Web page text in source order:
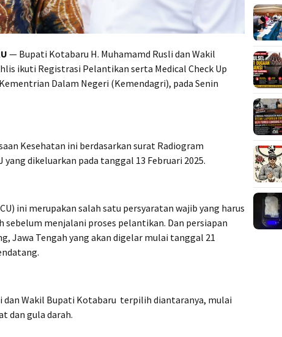
— Bupati Kotabaru H. Muhamamd Rusli dan Wakil
ikuti Registrasi Pelantikan serta Medical Check Up
Dalam Negeri (Kemendagri), pada Senin
Kesehatan ini berdasarkan surat Radiogram
yang dikeluarkan pada tanggal 13 Februari 2025.
ini merupakan salah satu persyaratan wajib yang harus
menjalani proses pelantikan. Dan persiapan
Jawa Tengah yang akan digelar mulai tanggal 21
dan Wakil Bupati Kotabaru terpilih diantaranya, mulai
dan gula darah.